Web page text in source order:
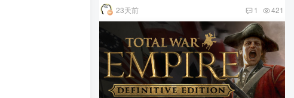
23天前 1 421